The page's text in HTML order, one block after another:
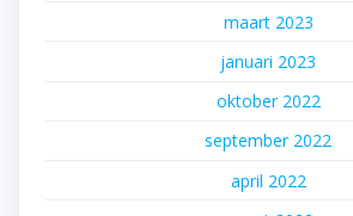
maart 2023
januari 2023
oktober 2022
september 2022
april 2022